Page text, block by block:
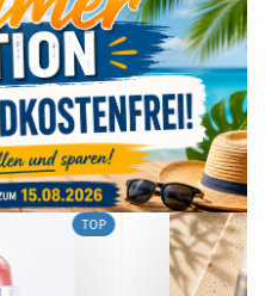
TOP